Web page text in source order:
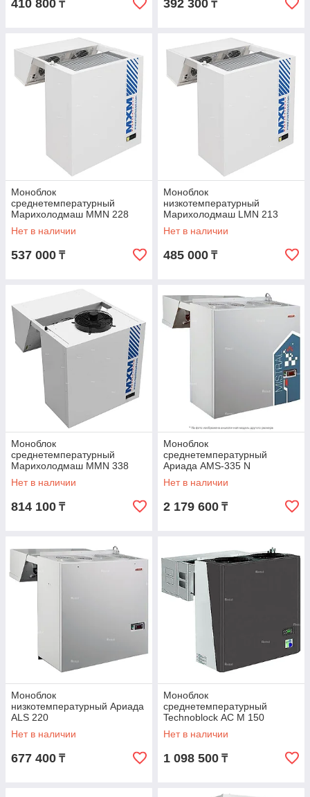
410 800 ₸ 392 300 ₸
Моноблок
среднетемпературный
Марихолодмаш MMN 228
Нет в наличии
537 000 ₸
Моноблок
низкотемпературный
Марихолодмаш LMN 213
Нет в наличии
485 000 ₸
Моноблок
среднетемпературный
Марихолодмаш MMN 338
Нет в наличии
814 100 ₸
Моноблок
среднетемпературный
Ариада AMS-335 N
Нет в наличии
2 179 600 ₸
Моноблок
низкотемпературный Ариада
ALS 220
Нет в наличии
677 400 ₸
Моноблок
среднетемпературный
Technoblock АС М 150
Нет в наличии
1 098 500 ₸